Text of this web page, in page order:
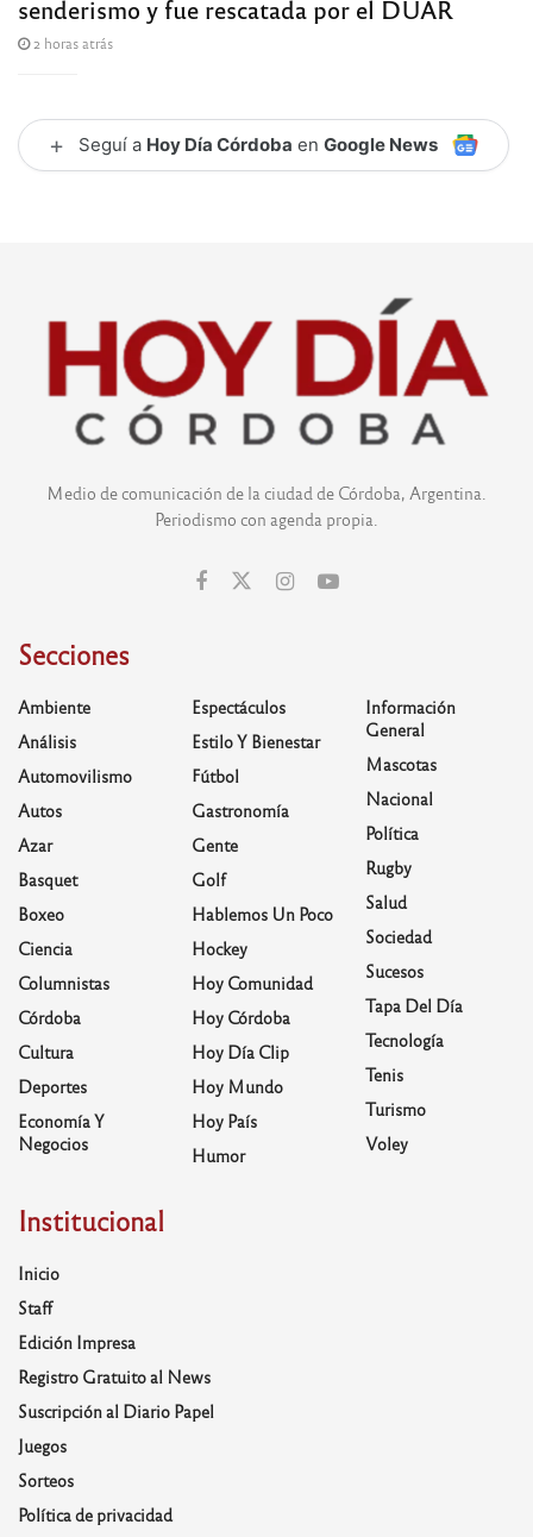
senderismo y fue rescatada por el DUAR
2 horas atrás
+ Seguí a Hoy Día Córdoba en Google News
Medio de comunicación de la ciudad de Córdoba, Argentina.
Periodismo con agenda propia.
Secciones
Ambiente
Análisis
Automovilismo
Autos
Azar
Basquet
Boxeo
Ciencia
Columnistas
Córdoba
Cultura
Deportes
Economía Y
Negocios
Espectáculos
Estilo Y Bienestar
Fútbol
Gastronomía
Gente
Golf
Hablemos Un Poco
Hockey
Hoy Comunidad
Hoy Córdoba
Hoy Día Clip
Hoy Mundo
Hoy País
Humor
Información
General
Mascotas
Nacional
Política
Rugby
Salud
Sociedad
Sucesos
Tapa Del Día
Tecnología
Tenis
Turismo
Voley
Institucional
Inicio
Staff
Edición Impresa
Registro Gratuito al News
Suscripción al Diario Papel
Juegos
Sorteos
Política de privacidad